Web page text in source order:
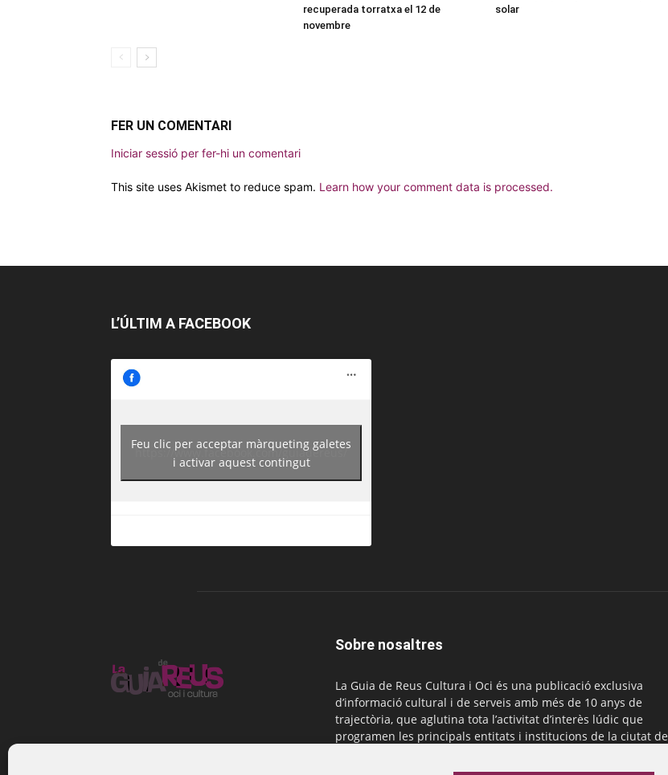
recuperada torratxa el 12 de
novembre
solar
FER UN COMENTARI
Iniciar sessió per fer-hi un comentari
This site uses Akismet to reduce spam. Learn how your comment data is processed.
L’ÚLTIM A FACEBOOK
https://www.facebook.com/guiadereus/
Feu clic per acceptar màrqueting galetes
i activar aquest contingut
Sobre nosaltres
La Guia de Reus Cultura i Oci és una publicació exclusiva
d’informació cultural i de serveis amb més de 10 anys de
trajectòria, que aglutina tota l’activitat d’interès lúdic que
programen les principals entitats i institucions de la ciutat de